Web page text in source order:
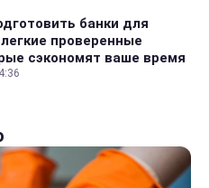
банки для
проверенные
сэкономят ваше время